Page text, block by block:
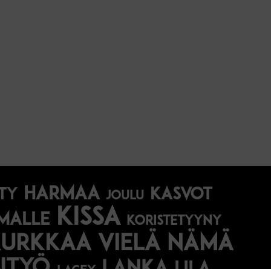
harmaa joulu Kasvot
kissa koristetyyny
vielä nämä